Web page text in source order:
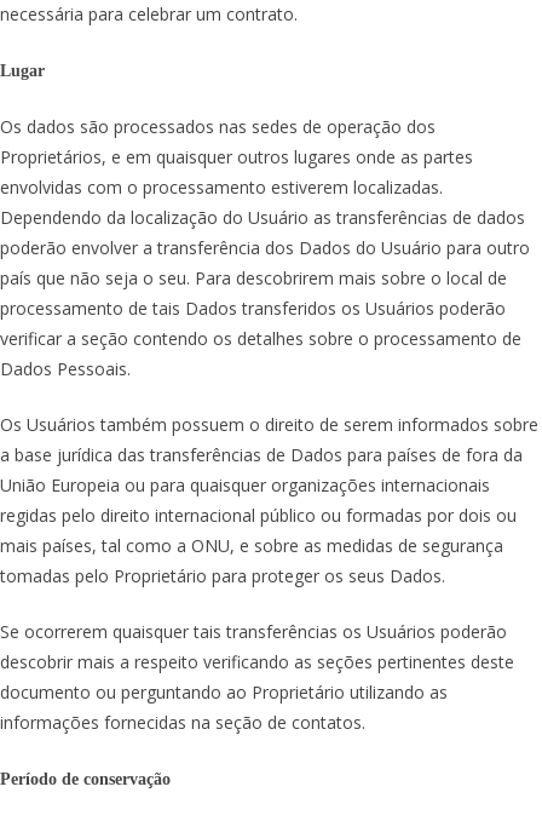
necessária para celebrar um contrato.
Lugar
Os dados são processados ​​nas sedes de operação dos
Proprietários, e em quaisquer outros lugares onde as partes
envolvidas com o processamento estiverem localizadas.
Dependendo da localização do Usuário as transferências de dados
poderão envolver a transferência dos Dados do Usuário para outro
país que não seja o seu. Para descobrirem mais sobre o local de
processamento de tais Dados transferidos os Usuários poderão
verificar a seção contendo os detalhes sobre o processamento de
Dados Pessoais.
Os Usuários também possuem o direito de serem informados sobre
a base jurídica das transferências de Dados para países de fora da
União Europeia ou para quaisquer organizações internacionais
regidas pelo direito internacional público ou formadas por dois ou
mais países, tal como a ONU, e sobre as medidas de segurança
tomadas pelo Proprietário para proteger os seus Dados.
Se ocorrerem quaisquer tais transferências os Usuários poderão
descobrir mais a respeito verificando as seções pertinentes deste
documento ou perguntando ao Proprietário utilizando as
informações fornecidas na seção de contatos.
Período de conservação